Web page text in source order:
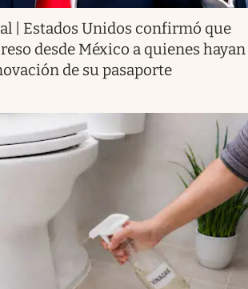
| Estados Unidos confirmó que
desde México a quienes hayan
de su pasaporte